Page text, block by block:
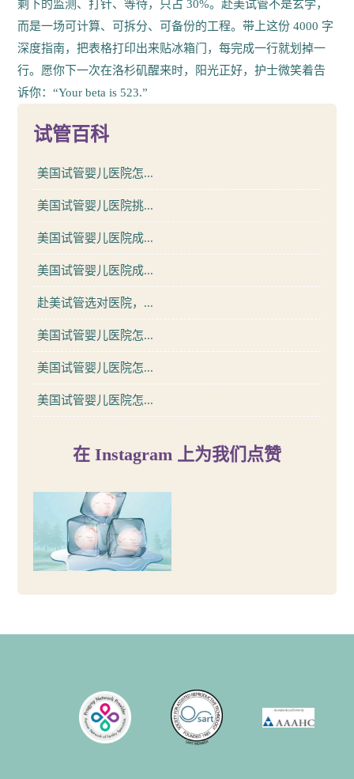
剩下的监测、打针、等待，只占 30%。赴美试管不是玄学，
而是一场可计算、可拆分、可备份的工程。带上这份 4000 字
深度指南，把表格打印出来贴冰箱门，每完成一行就划掉一
行。愿你下一次在洛杉矶醒来时，阳光正好，护士微笑着告
诉你：“Your beta is 523.”
试管百科
美国试管婴儿医院怎...
美国试管婴儿医院挑...
美国试管婴儿医院成...
美国试管婴儿医院成...
赴美试管选对医院，...
美国试管婴儿医院怎...
美国试管婴儿医院怎...
美国试管婴儿医院怎...
在 Instagram 上为我们点赞